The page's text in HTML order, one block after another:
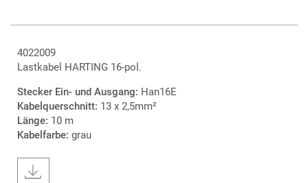
4022009
Lastkabel HARTING 16-pol.
Stecker Ein- und Ausgang: Han16E
Kabelquerschnitt: 13 x 2,5mm²
Länge: 10 m
Kabelfarbe: grau